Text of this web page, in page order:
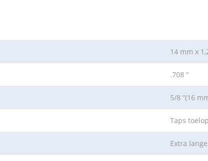
14 mm x
.708 “
5/8 “(16
Taps
Extra